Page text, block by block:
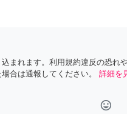
まれます。利用規約違反の恐れ
合は通報してください。
詳細を
tag_faces